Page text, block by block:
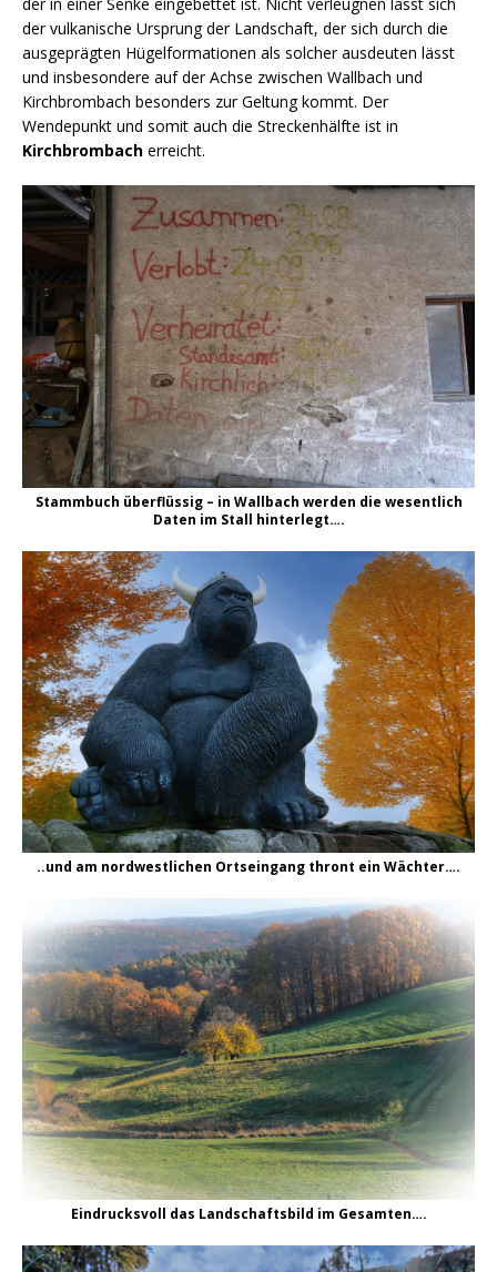
der in einer Senke eingebettet ist. Nicht verleugnen lässt sich
der vulkanische Ursprung der Landschaft, der sich durch die
ausgeprägten Hügelformationen als solcher ausdeuten lässt
und insbesondere auf der Achse zwischen Wallbach und
Kirchbrombach besonders zur Geltung kommt. Der
Wendepunkt und somit auch die Streckenhälfte ist in
Kirchbrombach erreicht.
Stammbuch überflüssig – in Wallbach werden die wesentlich
Daten im Stall hinterlegt….
..und am nordwestlichen Ortseingang thront ein Wächter….
Eindrucksvoll das Landschaftsbild im Gesamten….